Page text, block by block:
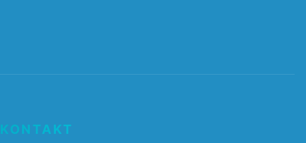
KONTAKT